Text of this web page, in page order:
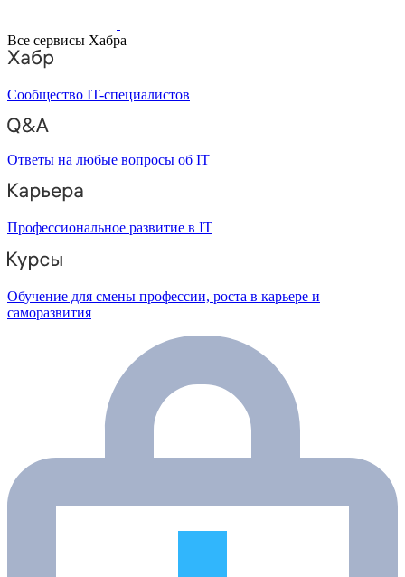
Все сервисы Хабра
Сообщество IT-специалистов
Ответы на любые вопросы об IT
Профессиональное развитие в IT
Обучение для смены профессии, роста в карьере и
саморазвития